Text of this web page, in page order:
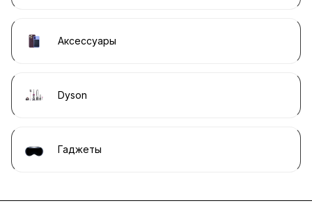
Аксессуары
Dyson
Гаджеты